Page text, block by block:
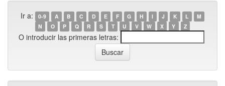
Ir a: 0-9 A B C D E F G H I J K L
M
N
O P Q R S T U V W X Y Z
O introducir las primeras letras: